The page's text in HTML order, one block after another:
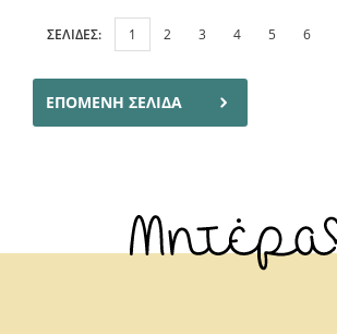
ΣΕΛΙΔΕΣ: 1 2 3 4 5 6
ΕΠΟΜΕΝΗ ΣΕΛΙΔΑ